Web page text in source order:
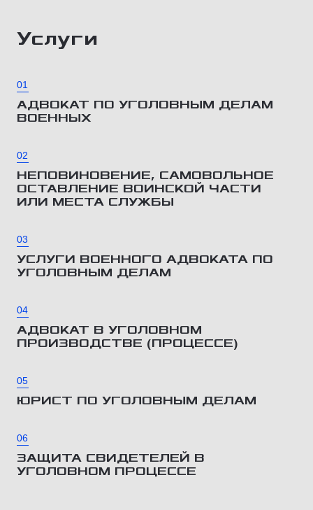
Услуги
01
АДВОКАТ ПО УГОЛОВНЫМ ДЕЛАМ
ВОЕННЫХ
02
НЕПОВИНОВЕНИЕ, САМОВОЛЬНОЕ
ОСТАВЛЕНИЕ ВОИНСКОЙ ЧАСТИ
ИЛИ МЕСТА СЛУЖБЫ
03
УСЛУГИ ВОЕННОГО АДВОКАТА ПО
УГОЛОВНЫМ ДЕЛАМ
04
АДВОКАТ В УГОЛОВНОМ
ПРОИЗВОДСТВЕ (ПРОЦЕССЕ)
05
ЮРИСТ ПО УГОЛОВНЫМ ДЕЛАМ
06
ЗАЩИТА СВИДЕТЕЛЕЙ В
УГОЛОВНОМ ПРОЦЕССЕ